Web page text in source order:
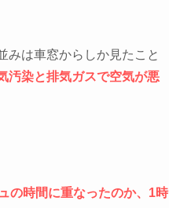
みは車窓からしか見たこと
汚染と排気ガスで空気が悪
の時間に重なったのか、1時